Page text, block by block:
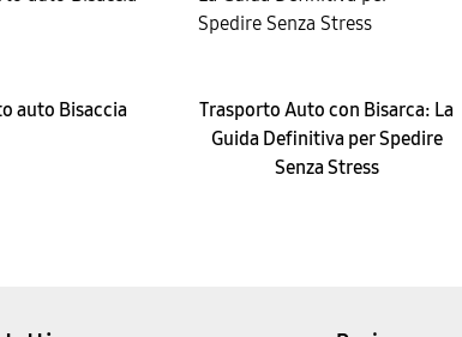
auto Bisaccia
Trasporto Auto con Bisarca: La
Guida Definitiva per Spedire
Senza Stress